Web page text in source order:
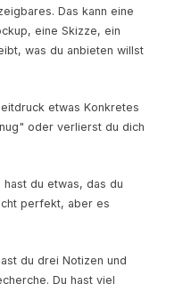
Das kann eine
eine Skizze, ein
was du anbieten willst
etwas Konkretes
oder verlierst du dich
hast du etwas, das du
perfekt, aber es
du drei Notizen und
Du hast viel